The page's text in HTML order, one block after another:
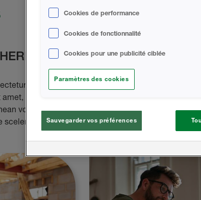
adipiscing elit. Vestibulum placerat auctor mi
consectetur adipiscing elit. Duis at Leo ut
volutpat euismod ultricies. Nam enim ante,
scelerisque risus.
Cookies de performance
Cookies de fonctionnalité
Cookies pour une publicité ciblée
Paramètres des cookies
Sauvegarder vos préférences